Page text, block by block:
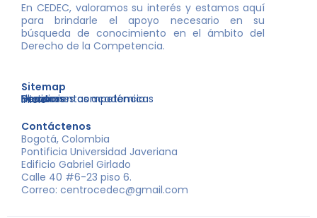
En CEDEC, valoramos su interés y estamos aquí
para brindarle el apoyo necesario en su
búsqueda de conocimiento en el ámbito del
Derecho de la Competencia.
Sitemap
Inicio
Nosotros
Libros
Decisiones competencia
Eventos
Herramientas académicas
Contáctenos
Bogotá, Colombia
Pontificia Universidad Javeriana
Edificio Gabriel Girlado
Calle 40 #6-23 piso 6.
Correo: centrocedec@gmail.com